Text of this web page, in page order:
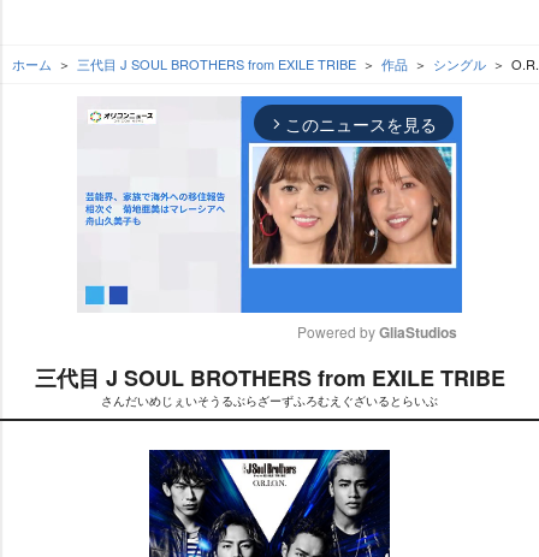
ホーム 三代目 J SOUL BROTHERS from EXILE TRIBE 作品 シングル
arrow_forward_ios このニュースを見る
M
u
t
e
Powered by GliaStudios
三代目 J SOUL BROTHERS from EXILE TRIBE
さんだいめじぇいそうるぶらざーずふろむえぐざいるとらいぶ